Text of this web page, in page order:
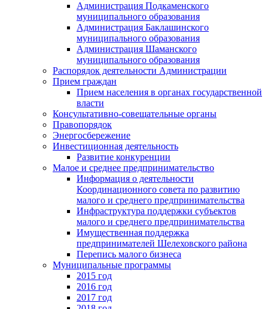
Администрация Подкаменского
муниципального образования
Администрация Баклашинского
муниципального образования
Администрация Шаманского
муниципального образования
Распорядок деятельности Администрации
Прием граждан
Прием населения в органах государственной
власти
Консультативно-совещательные органы
Правопорядок
Энергосбережение
Инвестиционная деятельность
Развитие конкуренции
Малое и среднее предпринимательство
Информация о деятельности
Координационного совета по развитию
малого и среднего предпринимательства
Инфраструктура поддержки субъектов
малого и среднего предпринимательства
Имущественная поддержка
предпринимателей Шелеховского района
Перепись малого бизнеса
Муниципальные программы
2015 год
2016 год
2017 год